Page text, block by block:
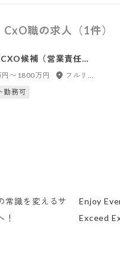
CxO職の求人（1件）
候補（営業責任
円〜1800万円
フルリモート
勤務可
常識を変えるサ
！
Enjoy
Exceed